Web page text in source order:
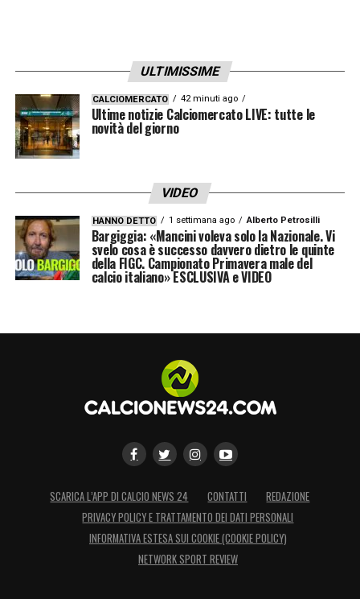
ULTIMISSIME
CALCIOMERCATO 42 minuti ago
Ultime notizie Calciomercato LIVE: tutte le
novità del giorno
VIDEO
HANNO DETTO 1 settimana ago Alberto Petrosilli
Bargiggia: «Mancini voleva solo la Nazionale. Vi
svelo cosa è successo davvero dietro le quinte
della FIGC. Campionato Primavera male del
calcio italiano» ESCLUSIVA e VIDEO
SCARICA L’APP DI CALCIO NEWS 24 CONTATTI
REDAZIONE
PRIVACY POLICY E TRATTAMENTO DEI DATI PERSONALI
INFORMATIVA ESTESA SUI COOKIE (COOKIE POLICY)
NETWORK SPORT REVIEW